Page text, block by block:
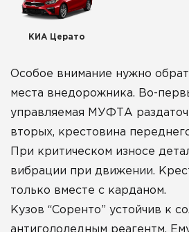
КИА Церато
Особое внимание нужно
места внедорожника. Во-
управляемая МУФТА
вторых, крестовина
При критическом износе
вибрации при движении.
только вместе с карданом.
Кузов “Соренто” устойчив к
антигололедным реагентм.